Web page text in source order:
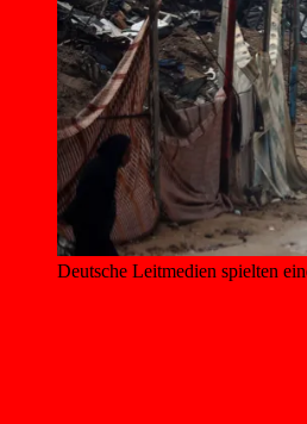
Deutsche Leitmedien spielten